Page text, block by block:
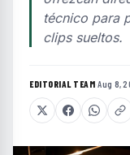
técnico para
clips sueltos.
EDITORIAL TEAM·Aug 8,